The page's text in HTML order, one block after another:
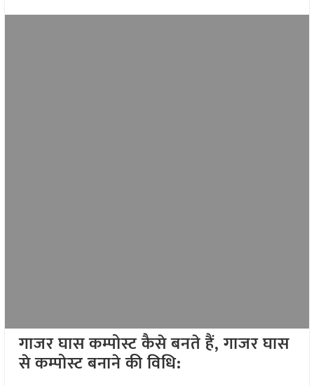
गाजर घास कम्पोस्ट कैसे बनते हैं, गाजर घास
से कम्पोस्ट बनाने की विधि: